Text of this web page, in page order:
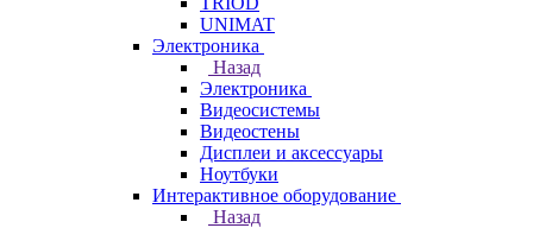
UNIMAT
Электроника
Назад
Электроника
Видеосистемы
Видеостены
Дисплеи и аксессуары
Ноутбуки
Интерактивное оборудование
Назад